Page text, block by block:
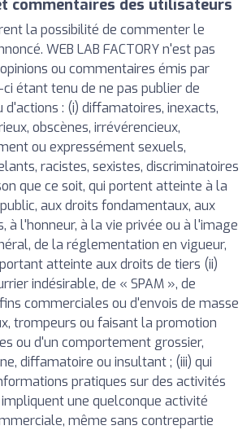
commentaires des utilisateurs
la possibilité de commenter le
WEB LAB FACTORY n'est pas
ou commentaires émis par
étant tenu de ne pas publier de
: (i) diffamatoires, inexacts,
obscènes, irrévérencieux,
ou expressément sexuels,
racistes, sexistes, discriminatoires
que ce soit, qui portent atteinte à la
aux droits fondamentaux, aux
à l'honneur, à la vie privée ou à l'image
de la réglementation en vigueur,
atteinte aux droits de tiers (ii)
indésirable, de « SPAM », de
commerciales ou d'envois de masse
trompeurs ou faisant la promotion
ou d'un comportement grossier,
diffamatoire ou insultant ; (iii) qui
pratiques sur des activités
une quelconque activité
même sans contrepartie